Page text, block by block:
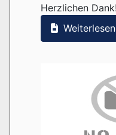
Herzlichen Dank!